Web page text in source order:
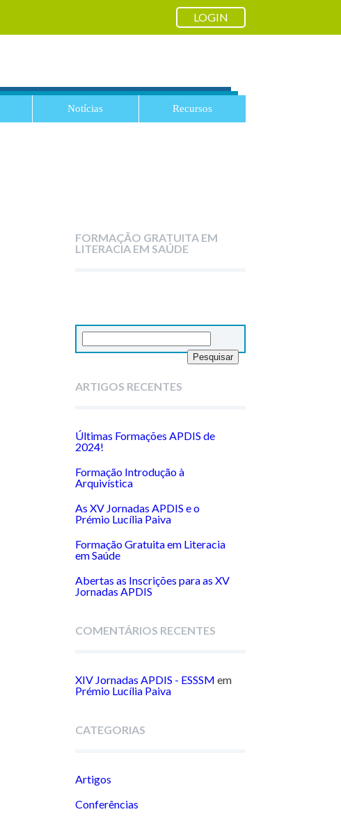
LOGIN
Notícias Recursos
FORMAÇÃO GRATUITA EM
LITERACIA EM SAÚDE
Pesquisar
por:
ARTIGOS RECENTES
Últimas Formações APDIS de
2024!
Formação Introdução à
Arquivística
As XV Jornadas APDIS e o
Prémio Lucília Paiva
Formação Gratuita em Literacia
em Saúde
Abertas as Inscrições para as XV
Jornadas APDIS
COMENTÁRIOS RECENTES
XIV Jornadas APDIS - ESSSM em
Prémio Lucília Paiva
CATEGORIAS
Artigos
Conferências